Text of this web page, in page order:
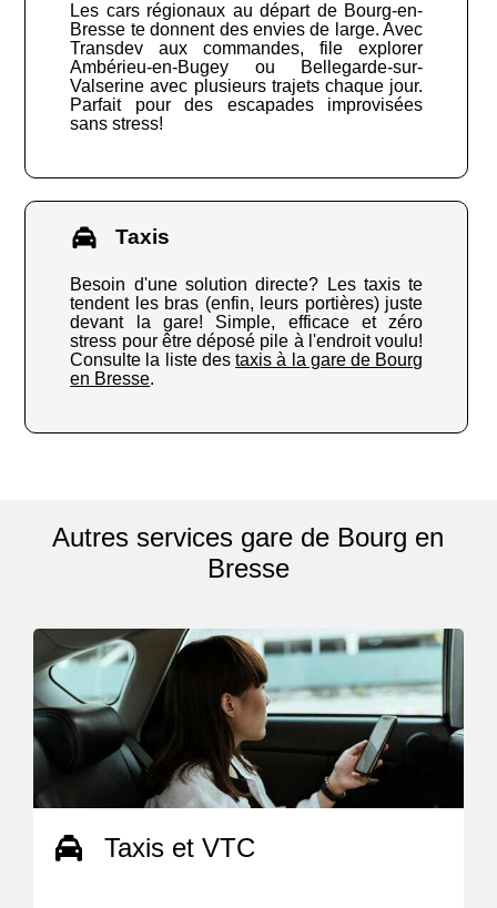
Les cars régionaux au départ de Bourg-en-
Bresse te donnent des envies de large. Avec
Transdev aux commandes, file explorer
Ambérieu-en-Bugey ou Bellegarde-sur-
Valserine avec plusieurs trajets chaque jour.
Parfait pour des escapades improvisées
sans stress!
Taxis
Besoin d'une solution directe? Les taxis te
tendent les bras (enfin, leurs portières) juste
devant la gare! Simple, efficace et zéro
stress pour être déposé pile à l'endroit voulu!
Consulte la liste destaxis à la gare de Bourg
en Bresse.
Autres services gare de Bourg en
Bresse
Taxis et VTC